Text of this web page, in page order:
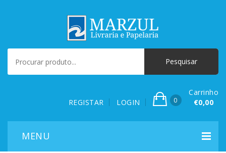
REGISTAR LOGIN 0
Carrinho
€0,00